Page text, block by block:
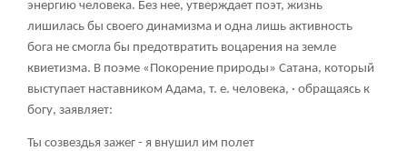
энергию человека. Без нее, утверждает поэт, жизнь
лишилась бы своего динамизма и одна лишь активность
бога не смогла бы предотвратить воцарения на земле
квиетизма. В поэме «Покорение природы» Сатана, который
выступает наставником Адама, т. е. человека, · обращаясь к
богу, заявляет:
Ты созвездья зажег - я внушил им полет